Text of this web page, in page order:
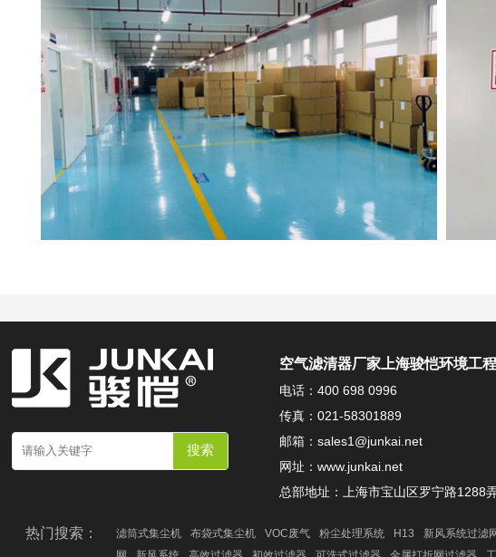
空气滤清器厂家上海骏恺环境工
电话：400 698 0996
传真：021-58301889
邮箱：sales1@junkai.net
网址：www.junkai.net
总部地址：上海市宝山区罗宁路1288
热门搜索： 滤筒式集尘机 布袋式集尘机 VOC废气 粉尘处理系统 H13 新风系统过滤